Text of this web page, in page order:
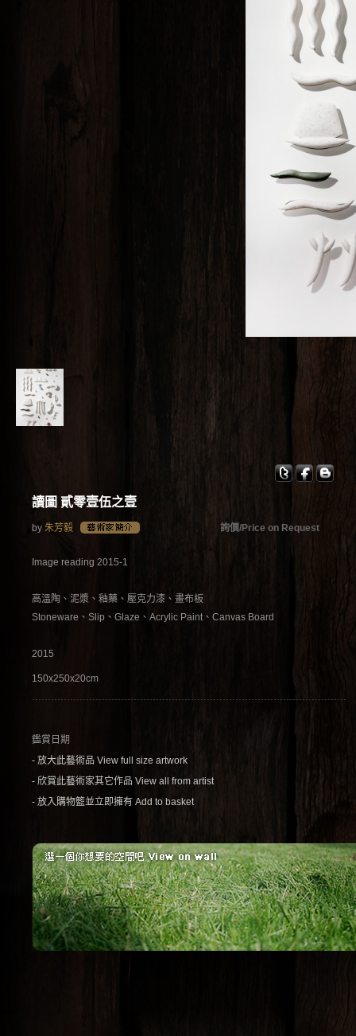
讀圖 ­貳零壹伍之壹
by 朱芳毅 詢價/Price on Request
Image reading 2015-1
高溫陶、泥漿、釉藥、壓克力漆、畫布板
Stoneware、Slip、Glaze、Acrylic Paint、Canvas Board
2015
150x250x20cm
鑑賞日期
- 放大此藝術品 View full size artwork
- 欣賞此藝術家其它作品 View all from artist
- 放入購物籃並立即擁有 Add to basket
紅磚
紅磚牆的原始感，配
上工業風傢俱。(場
景：摩登波麗 提供)
簡單
一張簡單的椅
幅不簡單的畫
子：摩登波麗